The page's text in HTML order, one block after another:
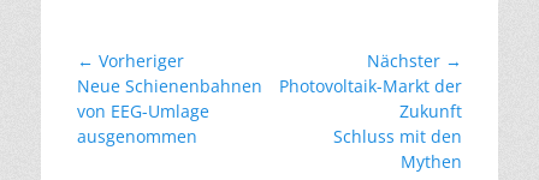
Beitragsnavigation
← Vorheriger
Vorheriger
Beitrag:
Neue Schienenbahnen
von EEG-Umlage
ausgenommen
Nächster →
Nächster
Photovoltaik-Markt der
Zukunft
Schluss mit den
Mythen